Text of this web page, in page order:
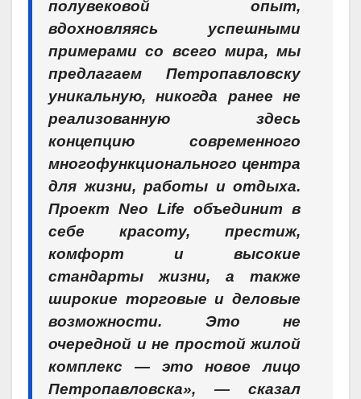
полувековой опыт,
вдохновляясь успешными
примерами со всего мира, мы
предлагаем Петропавловску
уникальную, никогда ранее не
реализованную здесь
концепцию современного
многофункционального центра
для жизни, работы и отдыха.
Проект Neo Life объединит в
себе красоту, престиж,
комфорт и высокие
стандарты жизни, а также
широкие торговые и деловые
возможности. Это не
очередной и не простой жилой
комплекс — это новое лицо
Петропавловска», — сказал